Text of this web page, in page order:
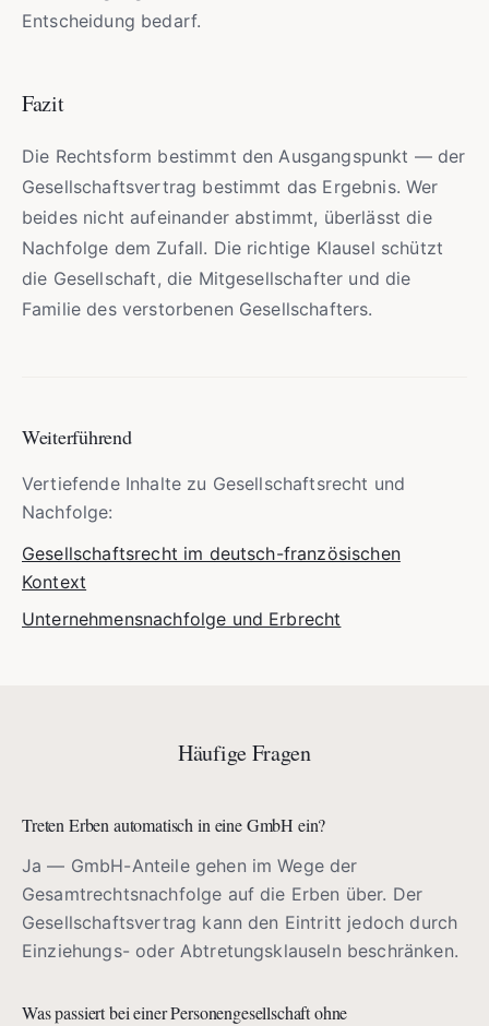
Entscheidung bedarf.
Fazit
Die Rechtsform bestimmt den Ausgangspunkt — der
Gesellschaftsvertrag bestimmt das Ergebnis. Wer
beides nicht aufeinander abstimmt, überlässt die
Nachfolge dem Zufall. Die richtige Klausel schützt
die Gesellschaft, die Mitgesellschafter und die
Familie des verstorbenen Gesellschafters.
Weiterführend
Vertiefende Inhalte zu Gesellschaftsrecht und
Nachfolge:
Gesellschaftsrecht im deutsch-französischen
Kontext
Unternehmensnachfolge und Erbrecht
Häufige Fragen
Treten Erben automatisch in eine GmbH ein?
Ja — GmbH-Anteile gehen im Wege der
Gesamtrechtsnachfolge auf die Erben über. Der
Gesellschaftsvertrag kann den Eintritt jedoch durch
Einziehungs- oder Abtretungsklauseln beschränken.
Was passiert bei einer Personengesellschaft ohne